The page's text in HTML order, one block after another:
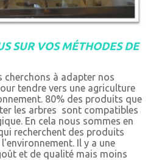
SUR VOS MÉTHODES DE
cherchons à adapter nos
tendre vers une agriculture
80% des produits que
les arbres sont compatibles
En cela nous sommes en
recherchent des produits
Il y a une
et de qualité mais moins